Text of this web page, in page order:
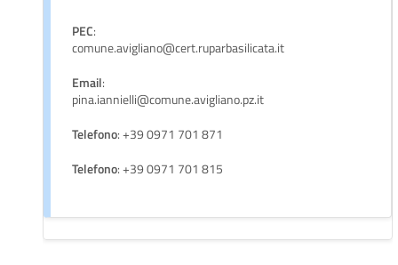
PEC:
comune.avigliano@cert.ruparbasilicata.it
Email:
pina.iannielli@comune.avigliano.pz.it
Telefono: +39 0971 701 871
Telefono: +39 0971 701 815